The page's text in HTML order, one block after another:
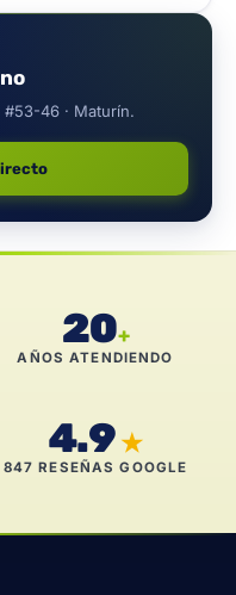
46 · Maturín.
20+
AÑOS ATENDIENDO
4.9 ★
847 RESEÑAS GOOGLE